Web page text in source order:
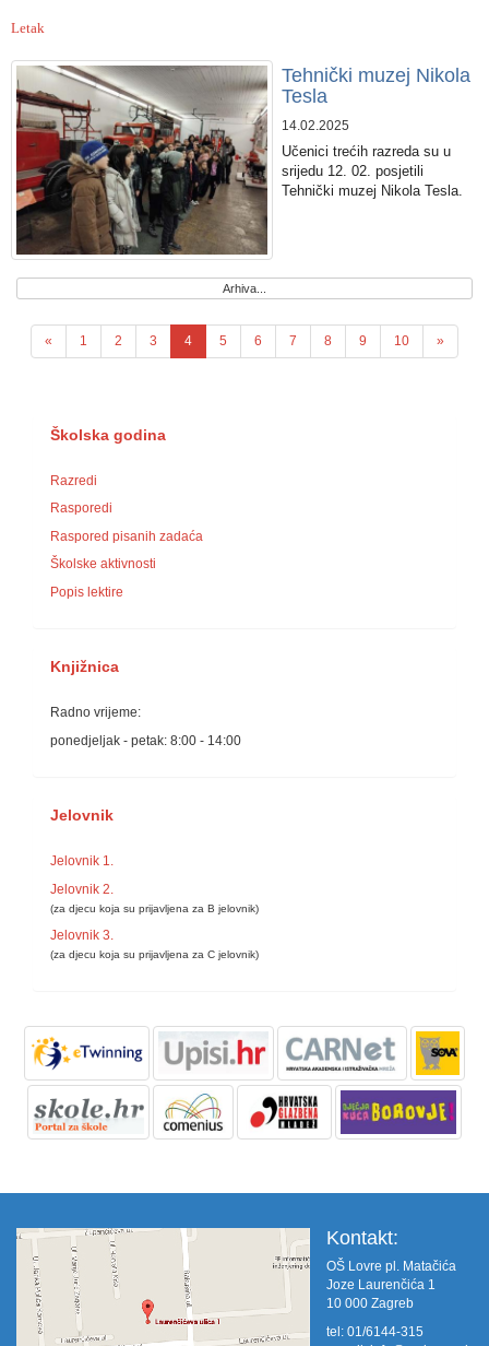
Letak
Tehnički muzej Nikola
Tesla
14.02.2025
Učenici trećih razreda su u
srijedu 12. 02. posjetili
Tehnički muzej Nikola Tesla.
Arhiva...
« 1 2 3 4 5 6 7 8 9 10 »
Školska godina
Razredi
Rasporedi
Raspored pisanih zadaća
Školske aktivnosti
Popis lektire
Knjižnica
Radno vrijeme:
ponedjeljak - petak: 8:00 - 14:00
Jelovnik
Jelovnik 1.
Jelovnik 2.
(za djecu koja su prijavljena za B jelovnik)
Jelovnik 3.
(za djecu koja su prijavljena za C jelovnik)
Kontakt:
OŠ Lovre pl. Matačića
Joze Laurenčića 1
10 000 Zagreb
tel: 01/6144-315